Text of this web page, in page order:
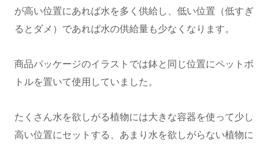
が高い位置にあれば水を多く供給し、低い位置（低すぎ
るとダメ）であれば水の供給量も少なくなります。
商品パッケージのイラストでは鉢と同じ位置にペットボ
トルを置いて使用していました。
たくさん水を欲しがる植物には大きな容器を使って少し
高い位置にセットする、あまり水を欲しがらない植物に